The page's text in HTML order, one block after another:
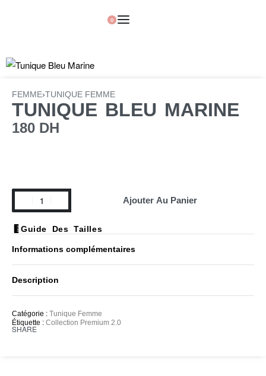
0
FEMME›TUNIQUE FEMME
TUNIQUE BLEU MARINE
180 DH
Ajouter Au Panier
Guide Des Tailles
Informations complémentaires
Description
Catégorie : Tunique Femme
Étiquette : Collection Premium 2.0
SHARE